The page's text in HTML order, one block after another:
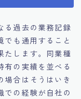
る過去の業務記録
でも通用すること
たします。同業種
有の実績を並べる
場合はそうはいき
での経験が自社の